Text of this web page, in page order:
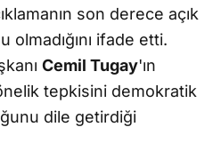
son derece açık
ifade etti.
Cemil Tugay'ın
tepkisini demokratik
dile getirdiği